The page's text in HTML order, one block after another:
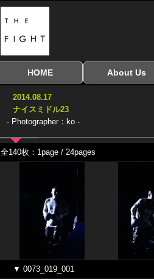
HOME
全興行を表示
ナイスミドル
アマチュアキック
協議会
全日本学生キック
建武館キッズ大会
Bigbang
おやじファイト
About Us
2014.08.17
ナイスミドル23
- Photographer：ko -
全140枚：1page / 24pages
▼ 0073_019_001